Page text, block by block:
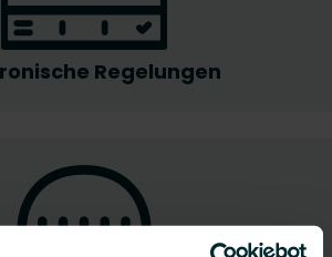
Regelungen